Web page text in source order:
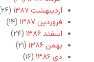
اردیبهشت ۱۳۸۷
(۲۶)
فروردین ۱۳۸۷
(۱۴)
اسفند ۱۳۸۶
(۲۴)
بهمن ۱۳۸۶
(۲۱)
دی ۱۳۸۶
(۱۶)